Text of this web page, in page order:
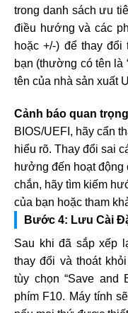
trong danh sách ưu
điều hướng và các
hoặc +/-) để thay
bạn (thường có tên là
tên của nhà sản xuất
Cảnh báo quan
BIOS/UEFI, hãy cẩn
hiểu rõ. Thay đổi sai
hưởng đến hoạt động
chắn, hãy tìm kiếm
của bạn hoặc tham
Bước 4: Lưu Cài
Sau khi đã sắp xếp
thay đổi và thoát
tùy chọn “Save and
phím F10. Máy tính